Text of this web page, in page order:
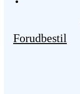
Forudbestil